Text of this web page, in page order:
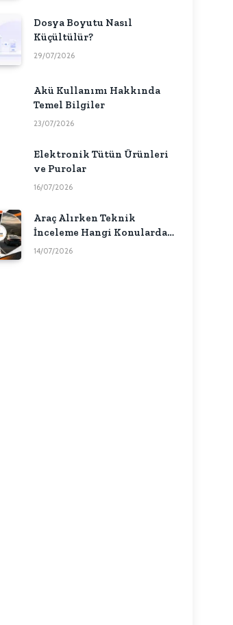
Dosya Boyutu Nasıl
Küçültülür?
29/07/2026
Akü Kullanımı Hakkında
Temel Bilgiler
23/07/2026
Elektronik Tütün Ürünleri
ve Purolar
16/07/2026
Araç Alırken Teknik
İnceleme Hangi Konularda
Fikir Verebilir?
14/07/2026